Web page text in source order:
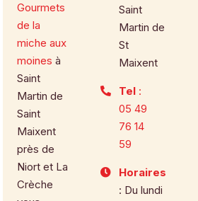
Gourmets
de la
miche aux
moines à
Saint
Martin de
Saint
Maixent
près de
Niort et La
Crèche
Saint
Martin de
St
Maixent
Tel:
05 49
76 14
59
Horaires
: Du lundi